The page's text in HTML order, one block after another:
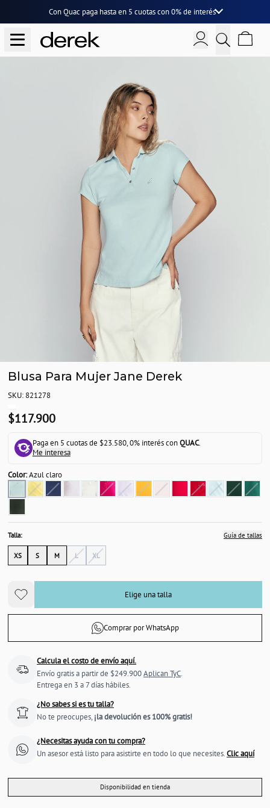
Con Quac paga hasta en 5 cuotascon0% de interés
Blusa Para Mujer Jane Derek
SKU: 821278
$117.900
Paga en 5 cuotas de $23.580, 0% interés conQUAC.
Me interesa
Color:Azul claro
Talla: Guía de tallas
XS S M L XL
Elige una talla
Comprar por WhatsApp
Calcula el costo de envío aquí.
Envío gratis a partir de $249.900Aplican TyC.
Entrega en 3 a 7 días hábiles.
¿No sabes si es tu talla?
No te preocupes, ¡la devolución es 100% gratis!
¿Necesitas ayuda con tu compra?
Un asesor está listo para asistirte en todo lo que necesites.Clic aquí
Disponibilidad en tienda